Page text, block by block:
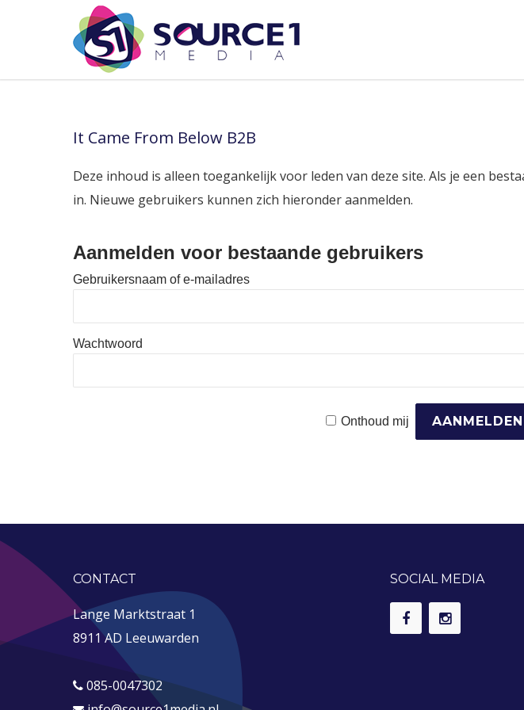
It Came From Below B2B
Deze inhoud is alleen toegankelijk voor leden van deze site. Als je een
in. Nieuwe gebruikers kunnen zich hieronder aanmelden.
Aanmelden voor bestaande gebruikers
Gebruikersnaam of e-mailadres
Wachtwoord
Onthoud mij
CONTACT
Lange Marktstraat 1
8911 AD Leeuwarden
085-0047302
SOCIAL MEDIA